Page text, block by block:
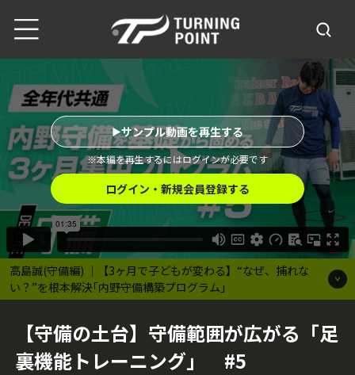
高島誠(守備編) ｜【3ヶ月で子どもが変わる】“なぜ、捕れな
い？”を根本解決｢内野守備構築プログラム｣
※本編を再生するにはログインが必要です
サンプル動画を再生する
ログイン・新規会員登録する
【守備の土台】守備範囲が広がる「足
裏機能トレーニング」 #5